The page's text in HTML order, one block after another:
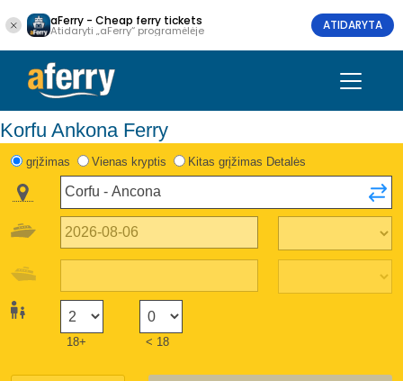
aFerry - Cheap ferry tickets
Atidaryti „aFerry“ programėlėje ATIDARYTA
Korfu Ankona Ferry
grįžimas Vienas kryptis Kitas grįžimas Detalės
18+ < 18